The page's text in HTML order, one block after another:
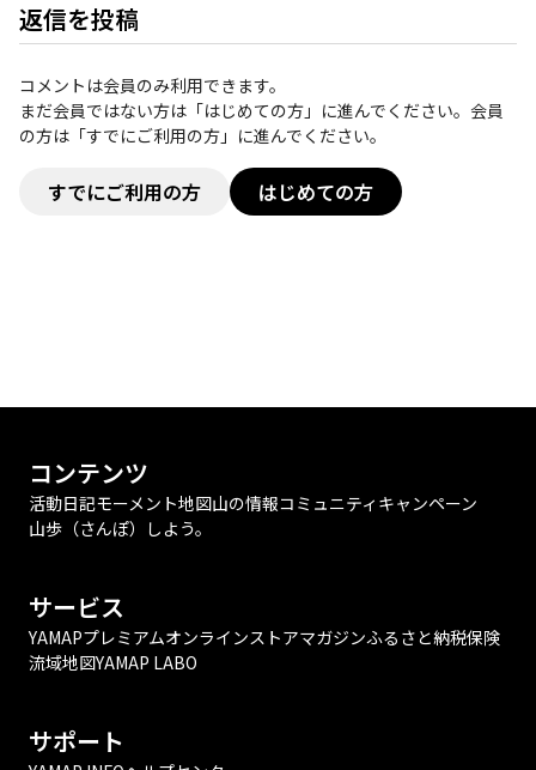
返信を投稿
コメントは会員のみ利用できます。
まだ会員ではない方は「はじめての方」に進んでください。会員
の方は「すでにご利用の方」に進んでください。
すでにご利用の方 はじめての方
コンテンツ
活動日記モーメント地図山の情報コミュニティ キャンペーン
山歩（さんぽ）しよう。
サービス
YAMAPプレミアムオンラインストアマガジンふるさと納税保険
流域地図YAMAP LABO
サポート